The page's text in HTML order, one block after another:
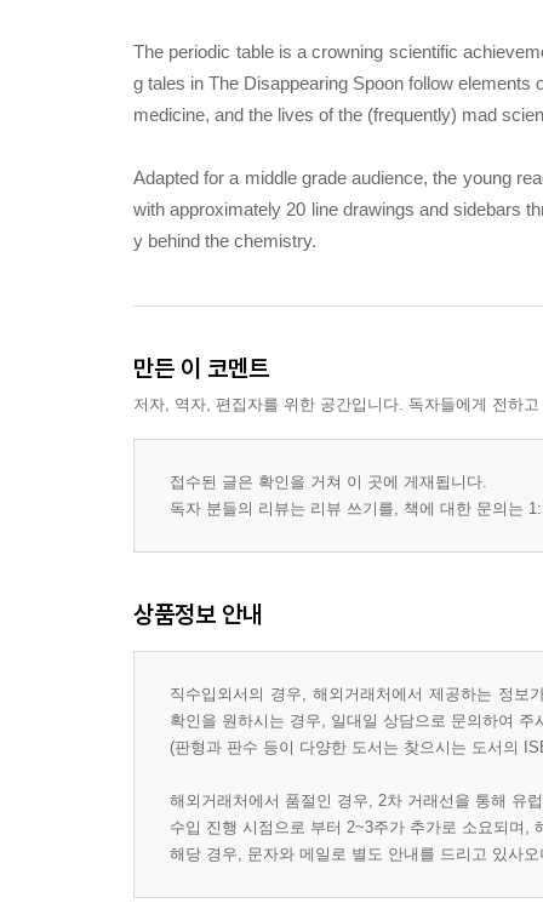
The periodic table is a crowning scientific
g tales in The Disappearing Spoon follow
medicine, and the lives of the (frequently) mad
Adapted for a middle grade audience, the young
with approximately 20 line drawings and sidebars
y behind the chemistry.
만든 이 코멘트
저자, 역자, 편집자를 위한 공간입니다. 독자들에게 전하
접수된 글은 확인을 거쳐 이 곳에 게재됩니다.
독자 분들의 리뷰는 리뷰 쓰기를, 책에 대한 문의는
상품정보 안내
직수입외서의 경우, 해외거래처에서 제공하는 정
확인을 원하시는 경우, 일대일 상담으로 문의하여 주
(판형과 판수 등이 다양한 도서는 찾으시는 도서의
해외거래처에서 품절인 경우, 2차 거래선을 통해 유
수입 진행 시점으로 부터 2~3주가 추가로 소요되며,
해당 경우, 문자와 메일로 별도 안내를 드리고 있사